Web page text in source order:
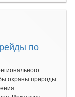
по
охраны природы